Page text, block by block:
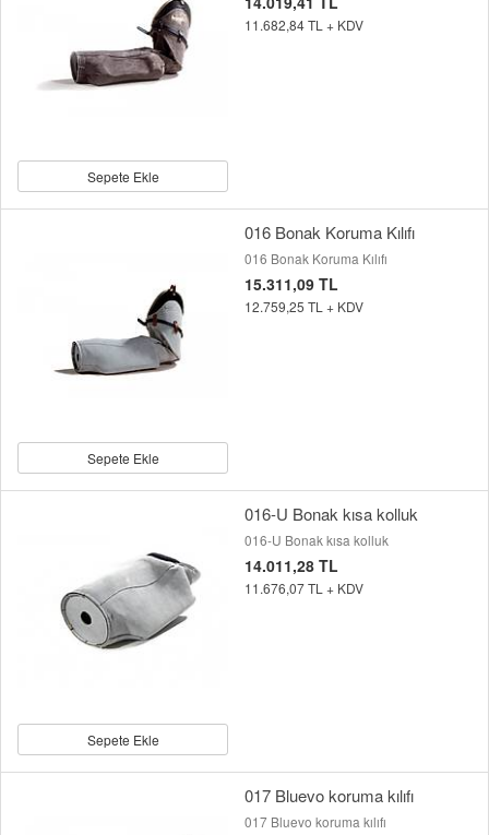
Sepete Ekle
11.682,84 TL + KDV
Sepete Ekle
016 Bonak Koruma Kılıfı
016 Bonak Koruma Kılıfı
15.311,09 TL
12.759,25 TL + KDV
Sepete Ekle
016-U Bonak kısa kolluk
016-U Bonak kısa kolluk
14.011,28 TL
11.676,07 TL + KDV
017 Bluevo koruma kılıfı
017 Bluevo koruma kılıfı